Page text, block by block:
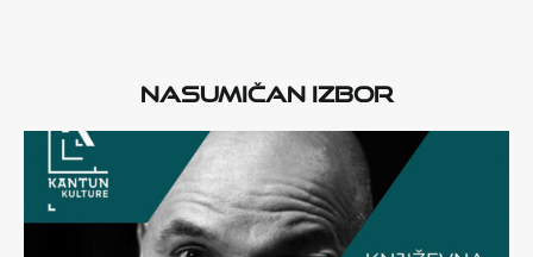
Nasumičan izbor